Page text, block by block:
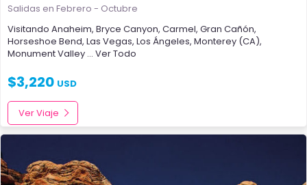
Salidas en Febrero - Octubre
Visitando Anaheim, Bryce Canyon, Carmel, Gran Cañón,
Horseshoe Bend, Las Vegas, Los Ángeles, Monterey (CA),
Monument Valley ... Ver Todo
$3,220 USD
Ver Viaje